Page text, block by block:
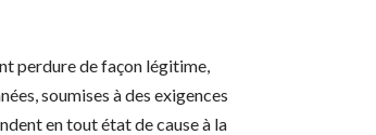
perdure de façon légitime,
soumises à des exigences
en tout état de cause à la